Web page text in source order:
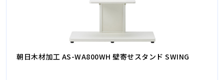
朝日木材加工 AS-WA800WH 壁寄せスタンド SWING